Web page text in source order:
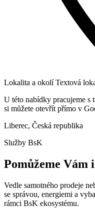
Lokalita a okolí Textová
U této nabídky pracujeme s
si můžete otevřít přímo v
Liberec, Česká republika
Služby BsK
Pomůžeme Vám
Vedle samotného prodeje
se správou, energiemi a
rámci BsK ekosystému.